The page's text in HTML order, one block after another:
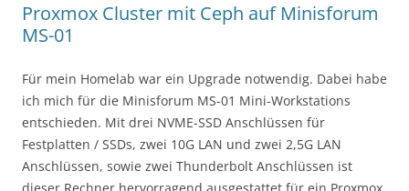
Proxmox Cluster mit Ceph auf Minisforum
MS-01
Für mein Homelab war ein Upgrade notwendig. Dabei habe
ich mich für die Minisforum MS-01 Mini-Workstations
entschieden. Mit drei NVME-SSD Anschlüssen für
Festplatten / SSDs, zwei 10G LAN und zwei 2,5G LAN
Anschlüssen, sowie zwei Thunderbolt Anschlüssen ist